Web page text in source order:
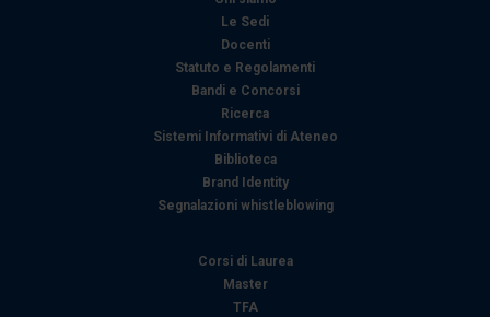
con altre informazioni che ha fornito loro o che hanno
raccolto dal suo utilizzo dei loro servizi.
Le Sedi
Docenti
Statuto e Regolamenti
Bandi e Concorsi
Ricerca
Sistemi Informativi di Ateneo
Biblioteca
Brand Identity
Segnalazioni whistleblowing
Corsi di Laurea
Master
TFA